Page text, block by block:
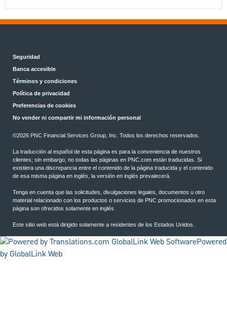
Seguridad
Banca accesible
Términos y condiciones
Política de privacidad
Preferencias de cookies
No vender ni compartir mi información personal
©2026 PNC Financial Services Group, Inc. Todos los derechos reservados.
La traducción al español de esta página es para la conveniencia de nuestros
clientes; sin embargo, no todas las páginas en PNC.com están traducidas. Si
existiera una discrepancia entre el contenido de la página traducida y el contenido
de esa misma página en inglés, la versión en inglés prevalecerá.
Tenga en cuenta que las solicitudes, divulgaciones legales, documentos u otro
material relacionado con los productos o servicios de PNC promocionados en esta
página son ofrecidos solamente en inglés.
Este sitio web está dirigido solamente a residentes de los Estados Unidos.
Powered
by GlobalLink Web